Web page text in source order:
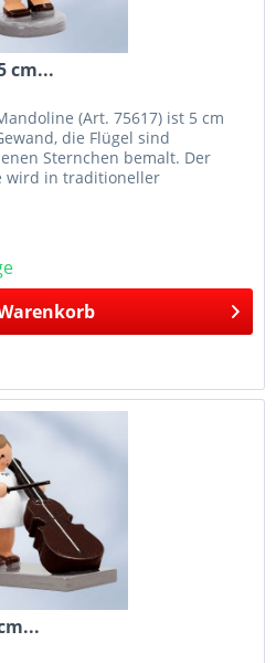
cm...
(Art. 75617) ist 5 cm
die Flügel sind
Sternchen bemalt. Der
wird in traditioneller